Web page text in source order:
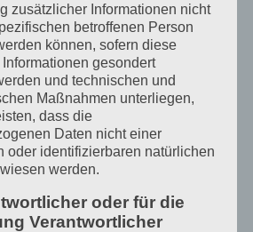
zusätzlicher Informationen nicht
betroffenen Person
können, sofern diese
gesondert
und technischen und
Maßnahmen unterliegen,
dass die
Daten nicht einer
oder identifizierbaren natürlichen
werden.
oder für die
Verantwortlicher